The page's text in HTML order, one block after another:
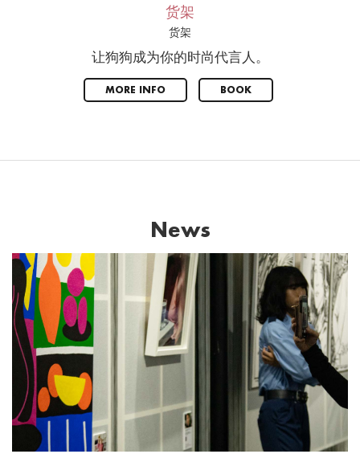
货架
货架
让狗狗成为你的时尚代言人。
MORE INFO BOOK
News